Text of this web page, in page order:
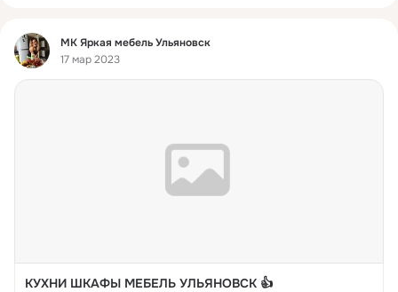
Фид
МК Яркая мебель Ульяновск
17 мар 2023
КУХНИ ШКАФЫ МЕБЕЛЬ УЛЬЯНОВСК 👍